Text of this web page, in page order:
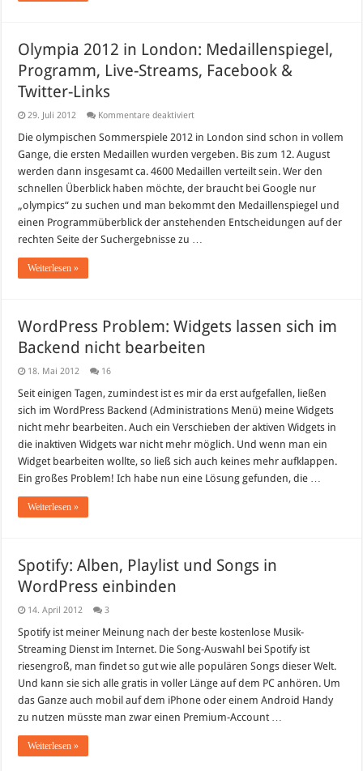
Olympia 2012 in London: Medaillenspiegel,
Programm, Live-Streams, Facebook &
Twitter-Links
29. Juli 2012 Kommentare deaktiviertfür
2012
London:
Medaillenspiegel,
Programm,
Live-
Facebook
&
Links
Die olympischen Sommerspiele 2012 in London sind schon in vollem
Gange, die ersten Medaillen wurden vergeben. Bis zum 12. August
werden dann insgesamt ca. 4600 Medaillen verteilt sein. Wer den
schnellen Überblick haben möchte, der braucht bei Google nur
„olympics“ zu suchen und man bekommt den Medaillenspiegel und
einen Programmüberblick der anstehenden Entscheidungen auf der
rechten Seite der Suchergebnisse zu …
Weiterlesen »
WordPress Problem: Widgets lassen sich im
Backend nicht bearbeiten
18. Mai 2012 16
Seit einigen Tagen, zumindest ist es mir da erst aufgefallen, ließen
sich im WordPress Backend (Administrations Menü) meine Widgets
nicht mehr bearbeiten. Auch ein Verschieben der aktiven Widgets in
die inaktiven Widgets war nicht mehr möglich. Und wenn man ein
Widget bearbeiten wollte, so ließ sich auch keines mehr aufklappen.
Ein großes Problem! Ich habe nun eine Lösung gefunden, die …
Weiterlesen »
Spotify: Alben, Playlist und Songs in
WordPress einbinden
14. April 2012 3
Spotify ist meiner Meinung nach der beste kostenlose Musik-
Streaming Dienst im Internet. Die Song-Auswahl bei Spotify ist
riesengroß, man findet so gut wie alle populären Songs dieser Welt.
Und kann sie sich alle gratis in voller Länge auf dem PC anhören. Um
das Ganze auch mobil auf dem iPhone oder einem Android Handy
zu nutzen müsste man zwar einen Premium-Account …
Weiterlesen »